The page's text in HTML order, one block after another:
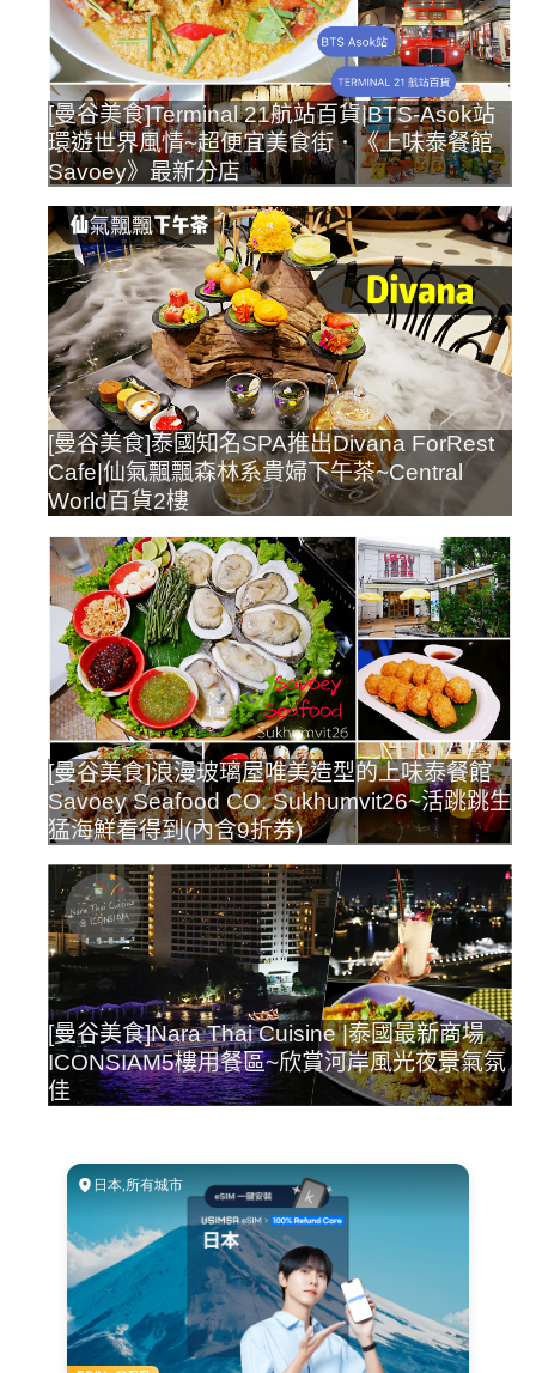
[曼谷美食]Terminal 21航站百貨|BTS-Asok站
環遊世界風情~超便宜美食街．《上味泰餐館
Savoey》最新分店
[曼谷美食]泰國知名SPA推出Divana ForRest
Cafe|仙氣飄飄森林系貴婦下午茶~Central
World百貨2樓
[曼谷美食]浪漫玻璃屋唯美造型的上味泰餐館
Savoey Seafood CO. Sukhumvit26~活跳跳生
猛海鮮看得到(內含9折券)
[曼谷美食]Nara Thai Cuisine |泰國最新商場
ICONSIAM5樓用餐區~欣賞河岸風光夜景氣氛
佳